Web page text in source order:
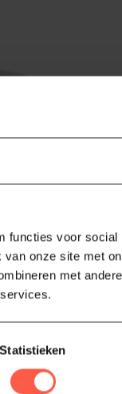
functies voor social
onze site met
met
Statistieken
Spatula
je BBQ-game met de
Spatula. Essentieel
voorraad